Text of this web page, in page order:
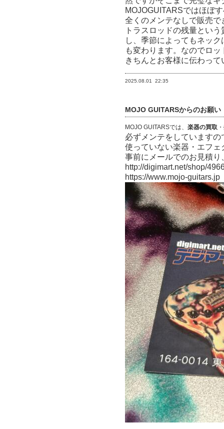
MOJOGUITARSではほぼ
全くのメンテなしで販売
トラスロッドの残量とい
し、季節によってもネッ
も変わります。なのでロ
きちんとお客様に伝わっ
2025.08.01 22:35
MOJO GUITARSからのお願い
MOJO GUITARSでは、 楽器の買取 ・
必ずメンテをしています
使っていない楽器・エフ
事前にメールでのお見積
http://digimart.net/shop/
https://www.mojo-guitars.jp